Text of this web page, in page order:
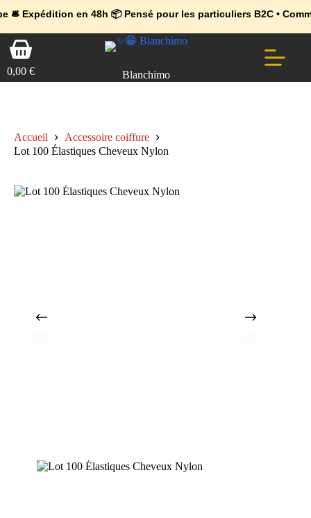
en 48h 📦 Pensé pour les particuliers B2C • Commande
🔥 Déjà adopté par les pros 👉 Passez en Espace Pro B2B 📦
💼 Offres réservées aux professionnels 🚀 Rejoignez l’Espace Pro
PasserPanier
d’achat
0,00 € Blanchimo
Accueil
Accessoire coiffure
Lot 100 Élastiques Cheveux Nylon